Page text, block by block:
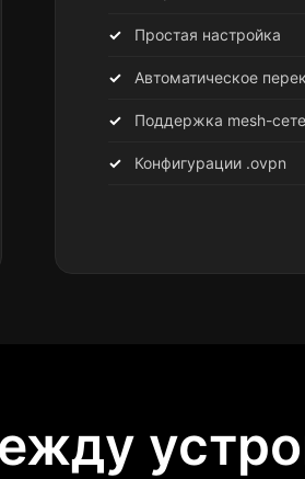
Простая настройка
Автоматическое
Поддержка mesh-
Конфигурации .ovpn